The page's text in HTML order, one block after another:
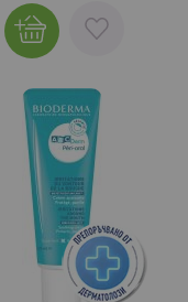
ДОБАВИ
ЛЮБИМИ